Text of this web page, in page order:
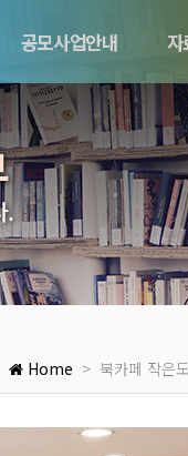
공모사업안내 자
.
Home > 북카페 작은